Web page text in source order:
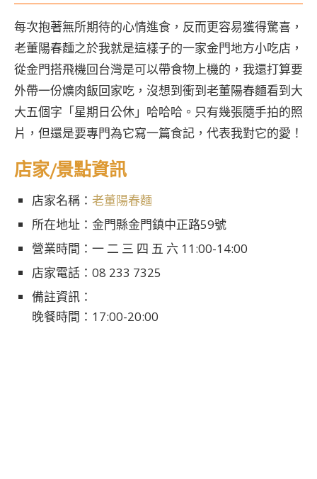
每次抱著無所期待的心情進食，反而更容易獲得驚喜，
老董陽春麵之於我就是這樣子的一家金門地方小吃店，
從金門搭飛機回台灣是可以帶食物上機的，我還打算要
外帶一份爌肉飯回家吃，沒想到衝到老董陽春麵看到大
大五個字「星期日公休」哈哈哈。只有幾張隨手拍的照
片，但還是要專門為它寫一篇食記，代表我對它的愛！
店家/景點資訊
店家名稱： 老董陽春麵
所在地址：金門縣金門鎮中正路59號
營業時間：一 二 三 四 五 六 11:00-14:00
店家電話：08 233 7325
備註資訊：
晚餐時間：17:00-20:00